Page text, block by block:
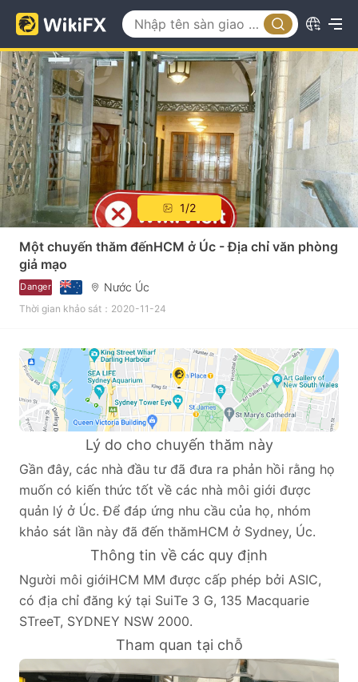
1/2
Một chuyến thăm đếnHCM ở Úc - Địa chỉ văn phòng
giả mạo
Danger Nước Úc
Thời gian khảo sát：2020-11-24
Lý do cho chuyến thăm này
Gần đây, các nhà đầu tư đã đưa ra phản hồi rằng họ
muốn có kiến thức tốt về các nhà môi giới được
quản lý ở Úc. Để đáp ứng nhu cầu của họ, nhóm
khảo sát lần này đã đến thămHCM ở Sydney, Úc.
Thông tin về các quy định
Người môi giớiHCM MM được cấp phép bởi ASIC,
có địa chỉ đăng ký tại SuiTe 3 G, 135 Macquarie
STreeT, SYDNEY NSW 2000.
Tham quan tại chỗ